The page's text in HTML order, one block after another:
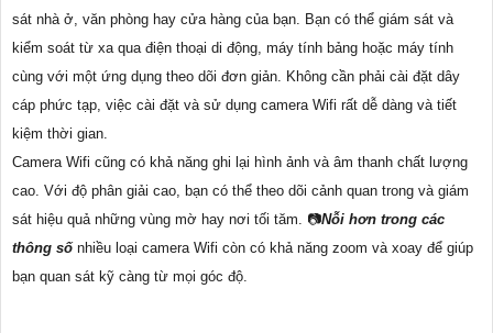
sát nhà ở, văn phòng hay cửa hàng của bạn. Bạn có thể giám sát và
kiểm soát từ xa qua điện thoại di động, máy tính bảng hoặc máy tính
cùng với một ứng dụng theo dõi đơn giản. Không cần phải cài đặt dây
cáp phức tạp, việc cài đặt và sử dụng camera Wifi rất dễ dàng và tiết
kiệm thời gian.
Camera Wifi cũng có khả năng ghi lại hình ảnh và âm thanh chất lượng
cao. Với độ phân giải cao, bạn có thể theo dõi cảnh quan trong và giám
sát hiệu quả những vùng mờ hay nơi tối tăm. 📷Nỗi hơn trong các
thông sốnhiều loại camera Wifi còn có khả năng zoom và xoay để giúp
bạn quan sát kỹ càng từ mọi góc độ.